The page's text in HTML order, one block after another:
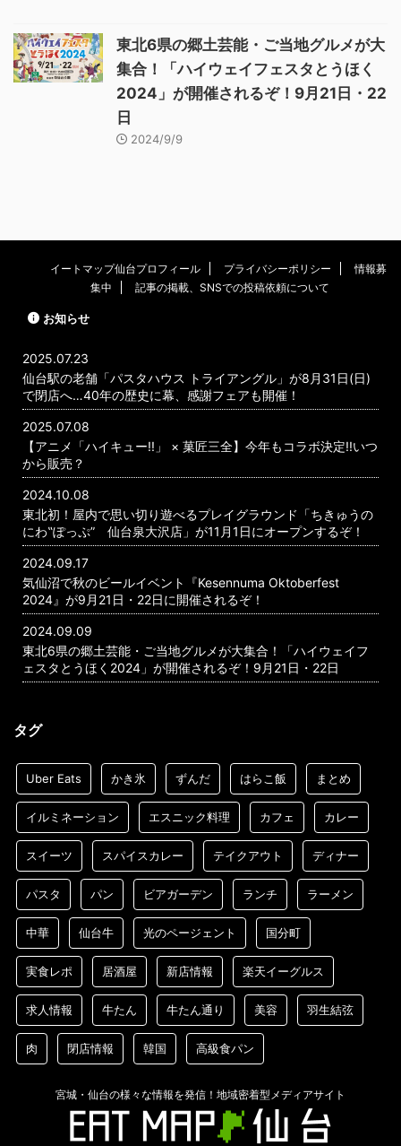
東北6県の郷土芸能・ご当地グルメが大
集合！「ハイウェイフェスタとうほく
2024」が開催されるぞ！9月21日・22
日
2024/9/9
イートマップ仙台プロフィール プライバシーポリシー
情報募
集中
記事の掲載、SNSでの投稿依頼について
お知らせ
2025.07.23
仙台駅の老舗「パスタハウス トライアングル」が8月31日(日)
で閉店へ…40年の歴史に幕、感謝フェアも開催！
2025.07.08
【アニメ「ハイキュー!!」 × 菓匠三全】今年もコラボ決定!!いつ
から販売？
2024.10.08
東北初！屋内で思い切り遊べるプレイグラウンド「ちきゅうの
にわ‟ぽっぷ” 仙台泉大沢店」が11月1日にオープンするぞ！
2024.09.17
気仙沼で秋のビールイベント『Kesennuma Oktoberfest
2024』が9月21日・22日に開催されるぞ！
2024.09.09
東北6県の郷土芸能・ご当地グルメが大集合！「ハイウェイフ
ェスタとうほく2024」が開催されるぞ！9月21日・22日
タグ
Uber Eats かき氷 ずんだ はらこ飯 まとめ
イルミネーション エスニック料理 カフェ カレー
スイーツ スパイスカレー テイクアウト ディナー
パスタ パン ビアガーデン ランチ ラーメン
中華 仙台牛 光のページェント 国分町
実食レポ 居酒屋 新店情報 楽天イーグルス
求人情報 牛たん 牛たん通り 美容 羽生結弦
肉 閉店情報 韓国 高級食パン
宮城・仙台の様々な情報を発信！地域密着型メディアサイト